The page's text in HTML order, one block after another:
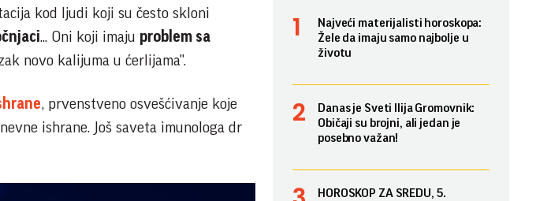
kod ljudi koji su često skloni
... Oni koji imaju problem sa
novo kalijuma u ćerlijama".
, prvenstveno osvešćivanje koje
ishrane. Još saveta imunologa dr
Najveći materijalisti horoskopa:
Žele da imaju samo najbolje u
životu
Danas je Sveti Ilija Gromovnik:
Običaji su brojni, ali jedan je
posebno važan!
HOROSKOP ZA SREDU, 5.